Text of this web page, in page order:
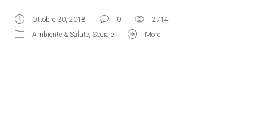
Ottobre 30, 2018 0
2714
Ambiente & Salute, Sociale More